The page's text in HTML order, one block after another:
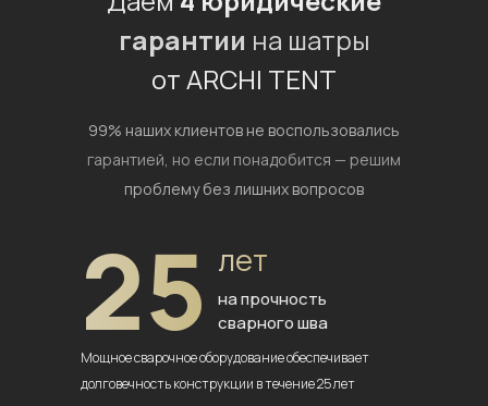
гарантии на шатры
от ARCHI TENT
99% наших клиентов не воспользовались
гарантией, но если понадобится — решим
проблему без лишних вопросов
25 лет
на прочность
сварного шва
Мощное сварочное оборудованиеобеспечивает
долговечностьконструкции в течение 25 лет